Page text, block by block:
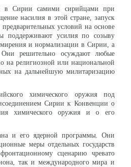
в Сирии самими сирийцами при
насилия в этой стране, запуск
условий на основе
поддерживают усилия по созыву
и нормализации в Сирии, а
Они решительно осуждают любые
на религиозной или национальной
на дальнейшую милитаризацию
химического оружия под
Сирии к Конвенции о
химического оружия и о его
и его ядерной программы. Они
меры отдельных государств
сценарию чревато
так и международного мира и